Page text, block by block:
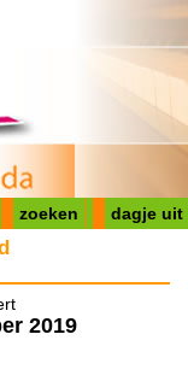
zoeken dagje uit
2019